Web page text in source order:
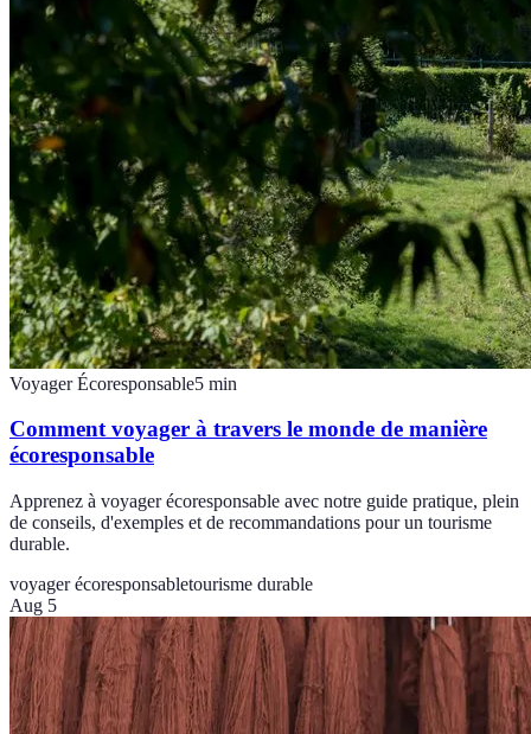
Voyager Écoresponsable5 min
Comment voyager à travers le monde de manière
écoresponsable
Apprenez à voyager écoresponsable avec notre guide pratique, plein
de conseils, d'exemples et de recommandations pour un tourisme
durable.
voyager écoresponsabletourisme durable
Aug 5